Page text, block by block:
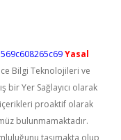
Yasal
Bilgi Teknolojileri ve
bir Yer Sağlayıcı olarak
proaktif olarak
bulunmamaktadır.
taşımakta olup,